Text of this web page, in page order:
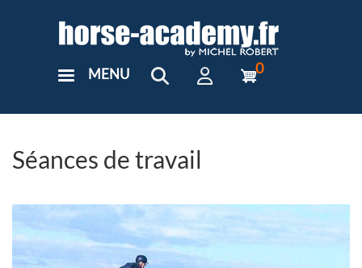
User
MENU 0
Séances de travail